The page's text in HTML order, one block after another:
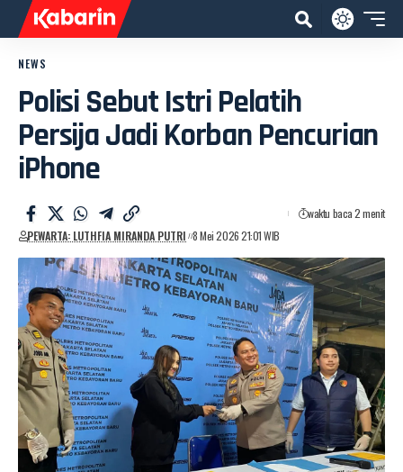
NEWS
Polisi Sebut Istri Pelatih
Persija Jadi Korban Pencurian
iPhone
PEWARTA: LUTHFIA MIRANDA PUTRI 8 Mei 2026 21:01 WIB
waktu baca 2 menit